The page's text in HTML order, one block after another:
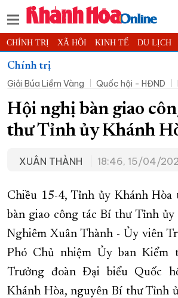
CHÍNH TRỊ XÃ HỘI KINH TẾ DU LỊCH
THỂ THAO
KHOA HỌC - CÔNG NGHỆ PHÁP LUẬT
THẾ GIỚI MULTIMEDIA VIDEO ĐỌC
PODCAST THÔNG TIN - QUẢNG CÁO
TRƯỜNG SA BIỂN ĐẢO QUÊ HƯƠNG
KỶ NIỆM 370 NĂM XÂY DỰNG VÀ PHÁT
KHOẢNH KHẮC ĐẸP XỨ TRẦM
XÂY DỰNG KHÁNH HÒA TRỞ THÀNH
Chính trị
Giải Búa Liềm Vàng
Quốc hội - HĐND
Hội nghị bàn giao
thư Tỉnh ủy Khánh
XUÂN THÀNH 18:46, 15/04/
Chiều 15-4, Tỉnh ủy Khánh Hòa
bàn giao công tác Bí thư Tỉnh
Nghiêm Xuân Thành - Ủy viên
Phó Chủ nhiệm Ủy ban Kiểm
Trưởng đoàn Đại biểu Quốc
Khánh Hòa, nguyên Bí thư Tỉnh